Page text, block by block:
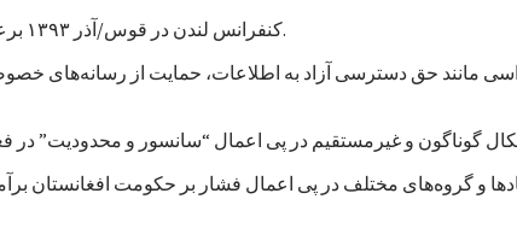
کنفرانس لندن در قوس/آذر ۱۳۹۳ برعهده گرفته بود تا کنون عملی کرده است.
مانند حق دسترسی آزاد به اطلاعات، حمایت از رسانه‌های